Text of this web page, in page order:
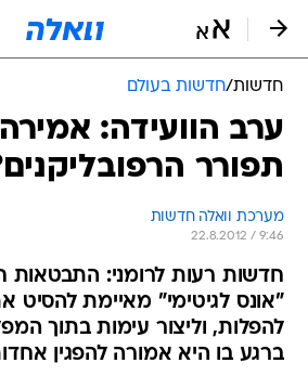
חדשות/חדשות בעולם
ערב הוועידה:
תפורר
מערכת וואלה חדשות
22.8.2012 / 9:46
חדשות רעות לרומני: התבטאות
"אונס לגיטימי" מאיימת להסיט
להפלות, וליצור עימות בתוך
ברגע בו היא אמורה להפגין